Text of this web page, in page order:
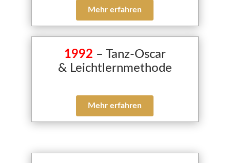
Mehr erfahren
1992 – Tanz-Oscar
& Leichtlernmethode
Mehr erfahren